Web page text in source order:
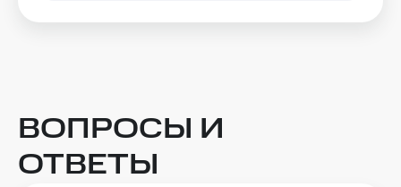
ВОПРОСЫ И
ОТВЕТЫ